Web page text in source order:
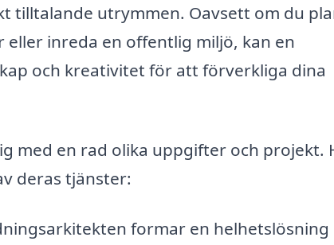
tilltalande utrymmen. Oavsett om du
inreda en offentlig miljö, kan en
och kreativitet för att förverkliga dina
med en rad olika uppgifter och projekt.
deras tjänster:
formar en helhetslösning